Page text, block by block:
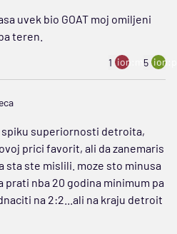
uvek bio GOAT moj omiljeni
teren.
1 ion:minus
5
spiku superiornosti detroita,
prici favorit, ali da zanemaris
sta ste mislili. moze sto minusa
prati nba 20 godina minimum pa
na 2:2...ali na kraju detroit